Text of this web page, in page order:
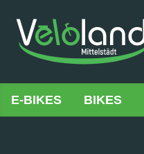
E-BIKES BIKES